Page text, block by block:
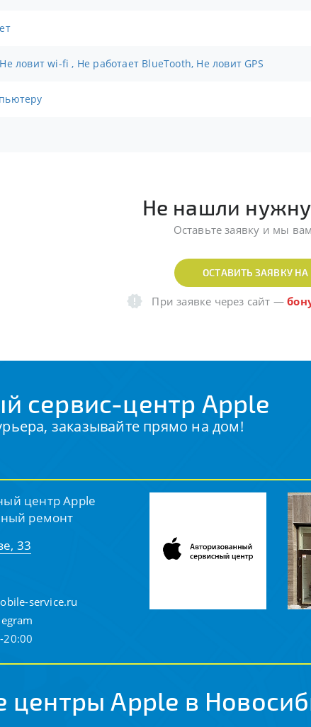
ловит wi-fi , Не работает BlueTooth, Не ловит GPS
Не нашли
Оставьте заявку и мы
ОСТАВИТЬ ЗАЯВКУ
При заявке через сайт —
сервис-центр Apple
заказывайте прямо на дом!
центр Apple
ремонт
33
service.ru
центры Apple в